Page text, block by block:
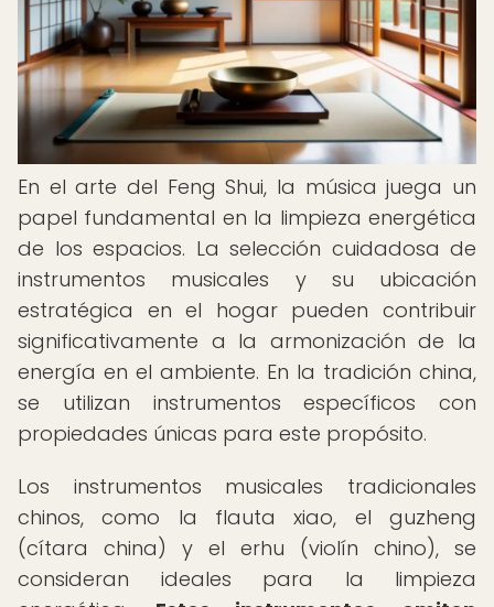
En el arte del Feng Shui, la música juega un
papel fundamental en la limpieza energética
de los espacios. La selección cuidadosa de
instrumentos musicales y su ubicación
estratégica en el hogar pueden contribuir
significativamente a la armonización de la
energía en el ambiente. En la tradición china,
se utilizan instrumentos específicos con
propiedades únicas para este propósito.
Los instrumentos musicales tradicionales
chinos, como la flauta xiao, el guzheng
(cítara china) y el erhu (violín chino), se
consideran ideales para la limpieza